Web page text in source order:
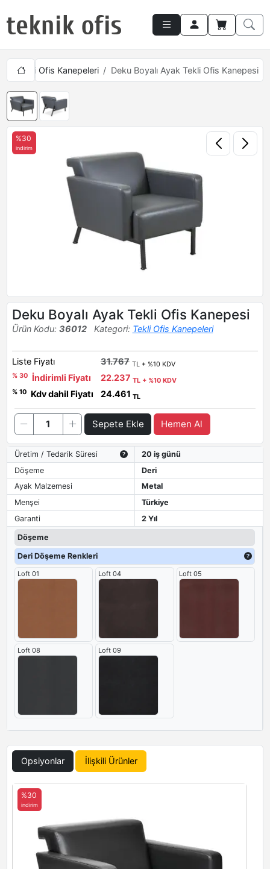
Tekli Ofis Kanepeleri Deku Boyalı Ayak Tekli Ofis Kanepesi
%30
indirim
Deku Boyalı Ayak Tekli Ofis Kanepesi
Ürün Kodu: 36012 Kategori: Tekli Ofis Kanepeleri
Liste Fiyatı 31.767 TL + %10 KDV
% 30
İndirimli Fiyatı 22.237 TL + %10 KDV
% 10
Kdv dahil Fiyatı 24.461 TL
Sepete Ekle Hemen Al
Üretim / Tedarik Süresi
20 iş günü
Döşeme
Deri
Ayak Malzemesi
Metal
Menşei
Türkiye
Garanti
2 Yıl
Döşeme
Deri Döşeme Renkleri
Loft 01 Loft 04 Loft 05
Loft 08 Loft 09
Opsiyonlar İlişkili Ürünler
%30
indirim